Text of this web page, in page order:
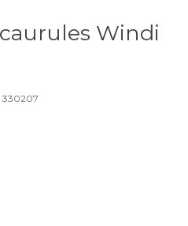
caurules Windi
330207